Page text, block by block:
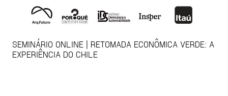
SEMINÁRIO ONLINE | RETOMADA ECONÔMICA VERDE: A
EXPERIÊNCIA DO CHILE